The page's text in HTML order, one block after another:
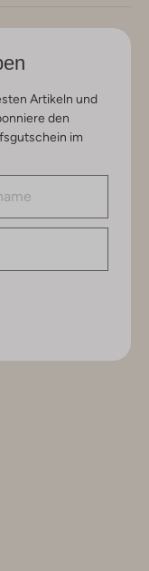
Artikeln und
den
im